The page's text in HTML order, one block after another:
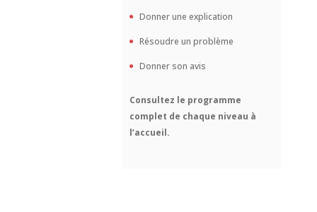
Donner une explication
Résoudre un problème
Donner son avis
Consultez le programme
complet de chaque niveau à
l’accueil.